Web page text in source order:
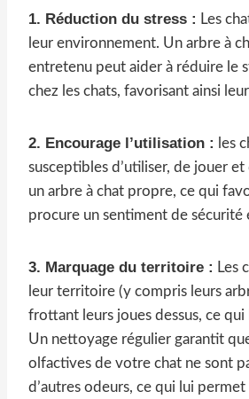
1. Réduction du stress : Les
leur environnement. Un arbre à
entretenu peut aider à réduire le
chez les chats, favorisant ainsi
2. Encourage l’utilisation : les
susceptibles d’utiliser, de jouer
un arbre à chat propre, ce qui
procure un sentiment de sécurité
3. Marquage du territoire : Les
leur territoire (y compris leurs
frottant leurs joues dessus, ce qui
Un nettoyage régulier garantit
olfactives de votre chat ne sont
d’autres odeurs, ce qui lui